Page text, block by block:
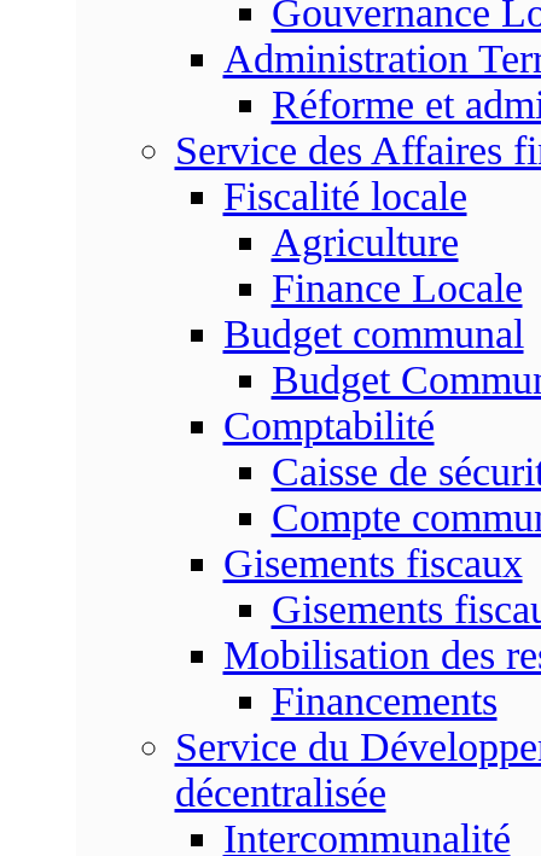
Gouvernance
Administration
Réforme et
Service des Affaires
Fiscalité locale
Agriculture
Finance Locale
Budget communal
Budget
Comptabilité
Caisse de
Compte
Gisements fiscaux
Gisements
Mobilisation des
Financements
Service du
décentralisée
Intercommunalité